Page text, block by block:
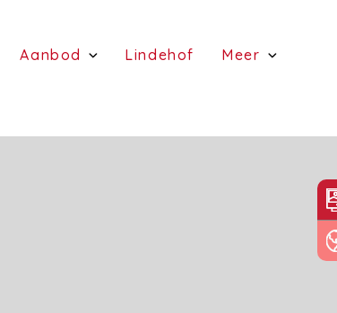
(Schattingen)
Aanbod (Aanbod)
(te huur)
Lindehof (Lindehof)
Meer